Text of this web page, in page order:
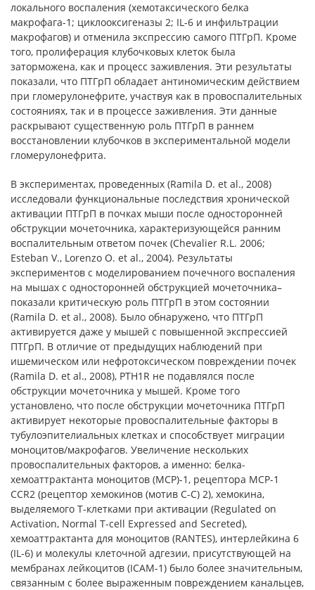
локального воспаления (хемотаксического белка
макрофага-1; циклооксигеназы 2; IL-6 и инфильтрации
макрофагов) и отменила экспрессию самого ПТГрП. Кроме
того, пролиферация клубочковых клеток была
заторможена, как и процесс заживления. Эти результаты
показали, что ПТГрП обладает антиномическим действием
при гломерулонефрите, участвуя как в провоспалительных
состояниях, так и в процессе заживления. Эти данные
раскрывают существенную роль ПТГрП в раннем
восстановлении клубочков в экспериментальной модели
гломерулонефрита.
В экспериментах, проведенных (Ramila D. et al., 2008)
исследовали функциональные последствия хронической
активации ПТГрП в почках мыши после односторонней
обструкции мочеточника, характеризующейся ранним
воспалительным ответом почек (Chevalier R.L. 2006;
Esteban V., Lorenzo O. et al., 2004). Результаты
экспериментов с моделированием почечного воспаления
на мышах с односторонней обструкцией мочеточника–
показали критическую роль ПТГрП в этом состоянии
(Ramila D. et al., 2008). Было обнаружено, что ПТГрП
активируется даже у мышей с повышенной экспрессией
ПТГрП. В отличие от предыдущих наблюдений при
ишемическом или нефротоксическом повреждении почек
(Ramila D. et al., 2008), PTH1R не подавлялся после
обструкции мочеточника у мышей. Кроме того
установлено, что после обструкции мочеточника ПТГрП
активирует некоторые провоспалительные факторы в
тубулоэпителиальных клетках и способствует миграции
моноцитов/макрофагов. Увеличение нескольких
провоспалительных факторов, а именно: белка-
хемоаттрактанта моноцитов (МСР)-1, рецептора МСР-1
CCR2 (рецептор хемокинов (мотив С-С) 2), хемокина,
выделяемого T-клетками при активации (Regulated on
Activation, Normal T-cell Expressed and Secreted),
хемоаттрактанта для моноцитов (RANTES), интерлейкина 6
(IL-6) и молекулы клеточной адгезии, присутствующей на
мембранах лейкоцитов (ICAM-1) было более значительным,
связанным с более выраженным повреждением канальцев,